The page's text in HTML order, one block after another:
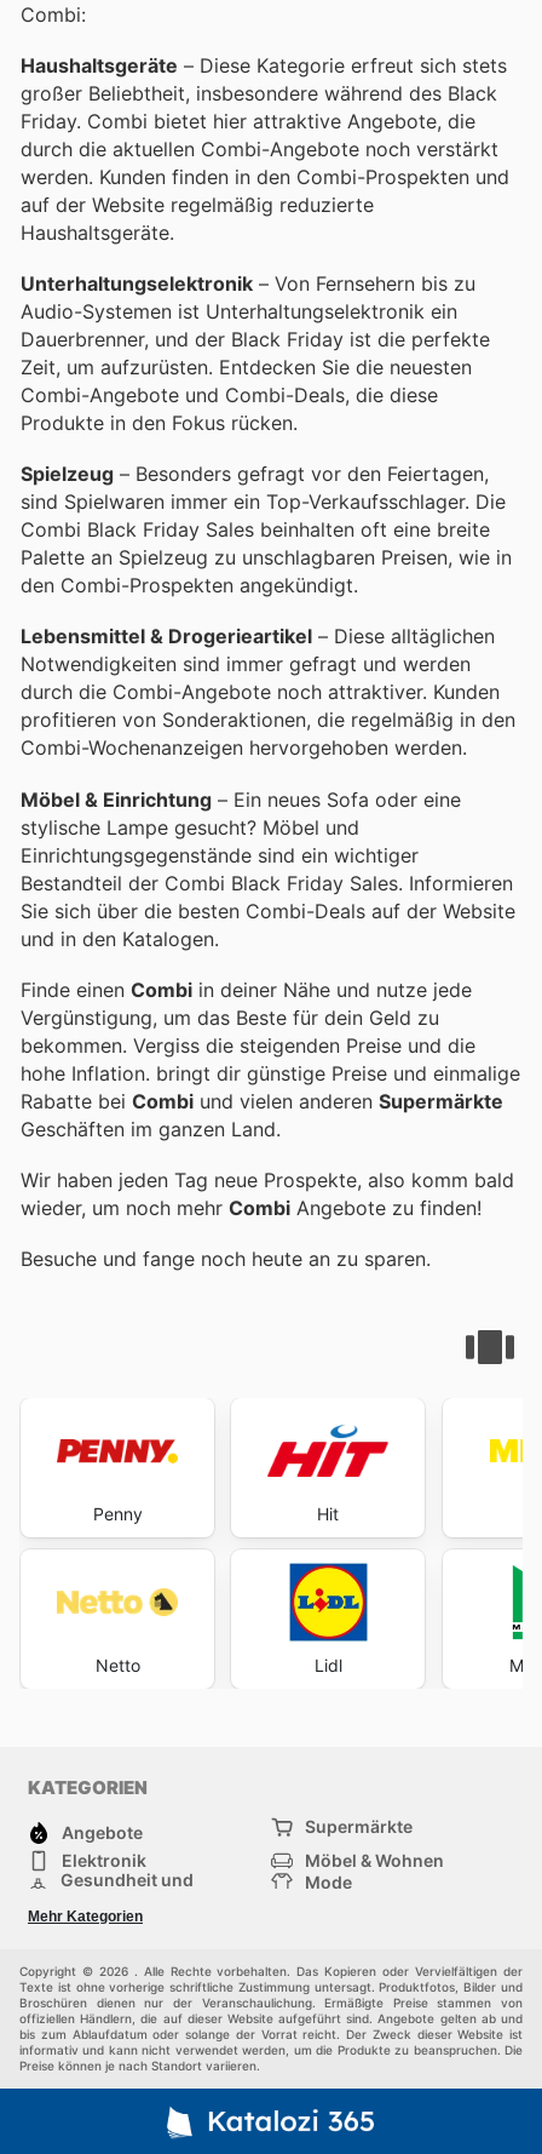
Combi:
Haushaltsgeräte – Diese Kategorie erfreut sich stets
großer Beliebtheit, insbesondere während des Black
Friday. Combi bietet hier attraktive Angebote, die
durch die aktuellen Combi-Angebote noch verstärkt
werden. Kunden finden in den Combi-Prospekten und
auf der Website regelmäßig reduzierte
Haushaltsgeräte.
Unterhaltungselektronik – Von Fernsehern bis zu
Audio-Systemen ist Unterhaltungselektronik ein
Dauerbrenner, und der Black Friday ist die perfekte
Zeit, um aufzurüsten. Entdecken Sie die neuesten
Combi-Angebote und Combi-Deals, die diese
Produkte in den Fokus rücken.
Spielzeug – Besonders gefragt vor den Feiertagen,
sind Spielwaren immer ein Top-Verkaufsschlager. Die
Combi Black Friday Sales beinhalten oft eine breite
Palette an Spielzeug zu unschlagbaren Preisen, wie in
den Combi-Prospekten angekündigt.
Lebensmittel & Drogerieartikel – Diese alltäglichen
Notwendigkeiten sind immer gefragt und werden
durch die Combi-Angebote noch attraktiver. Kunden
profitieren von Sonderaktionen, die regelmäßig in den
Combi-Wochenanzeigen hervorgehoben werden.
Möbel & Einrichtung – Ein neues Sofa oder eine
stylische Lampe gesucht? Möbel und
Einrichtungsgegenstände sind ein wichtiger
Bestandteil der Combi Black Friday Sales. Informieren
Sie sich über die besten Combi-Deals auf der Website
und in den Katalogen.
Finde einen Combi in deiner Nähe und nutze jede
Vergünstigung, um das Beste für dein Geld zu
bekommen. Vergiss die steigenden Preise und die
hohe Inflation. bringt dir günstige Preise und einmalige
Rabatte bei Combi und vielen anderen Supermärkte
Geschäften im ganzen Land.
Wir haben jeden Tag neue Prospekte, also komm bald
wieder, um noch mehr Combi Angebote zu finden!
Besuche und fange noch heute an zu sparen.
Penny
Netto
Hit
Lidl
KATEGORIEN
Angebote
Supermärkte
Elektronik
Möbel & Wohnen
Gesundheit und
Mode
Sportartikel und
Sportbekleidung
Einkaufzentren
Andere
Mehr Kategorien
Copyright © 2026 . Alle Rechte vorbehalten. Das Kopieren oder Vervielfältigen der
Texte ist ohne vorherige schriftliche Zustimmung untersagt. Produktfotos, Bilder und
Broschüren dienen nur der Veranschaulichung. Ermäßigte Preise stammen von
offiziellen Händlern, die auf dieser Website aufgeführt sind. Angebote gelten ab und
bis zum Ablaufdatum oder solange der Vorrat reicht. Der Zweck dieser Website ist
informativ und kann nicht verwendet werden, um die Produkte zu beanspruchen. Die
Preise können je nach Standort variieren.